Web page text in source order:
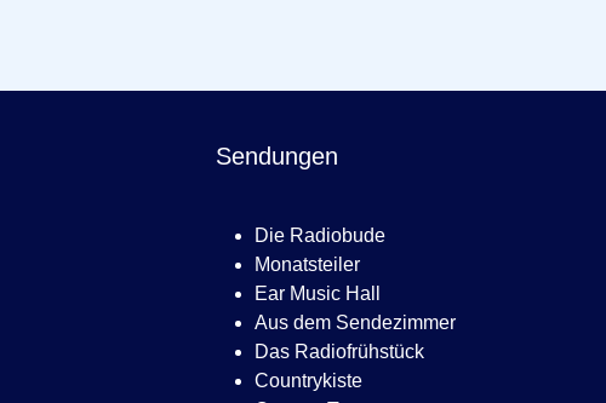
Sendungen
Die Radiobude
Monatsteiler
Ear Music Hall
Aus dem Sendezimmer
Das Radiofrühstück
Countrykiste